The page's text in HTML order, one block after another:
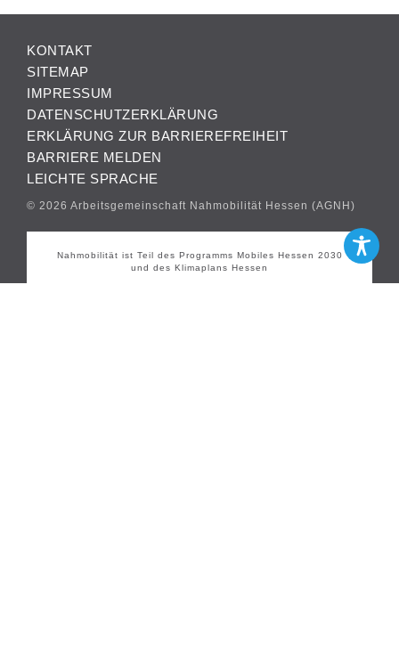
KONTAKT
SITEMAP
IMPRESSUM
DATENSCHUTZERKLÄRUNG
ERKLÄRUNG ZUR BARRIEREFREIHEIT
BARRIERE MELDEN
LEICHTE SPRACHE
© 2026 Arbeitsgemeinschaft Nahmobilität Hessen (AGNH)
Nahmobilität ist Teil des Programms Mobiles Hessen 2030
und des Klimaplans Hessen